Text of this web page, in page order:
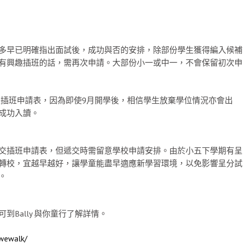
早已明確指出面試後，成功與否的安排，除部份學生獲得編入候補
興趣插班的話，需再次申請。大部份小一或中一，不會保留初次申
班申請表，因為即使9月開學後，相信學生放棄學位情況亦會出
功入讀。
插班申請表，但遞交時需留意學校申請安排。由於小五下學期有呈
校，宜越早越好，讓學童能盡早適應新學習環境，以免影響呈分試
到Bally 與你童行了解詳情。